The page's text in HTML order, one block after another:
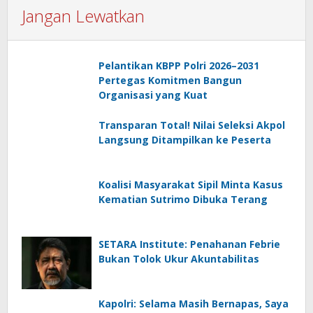
Jangan Lewatkan
Pelantikan KBPP Polri 2026–2031
Pertegas Komitmen Bangun
Organisasi yang Kuat
Transparan Total! Nilai Seleksi Akpol
Langsung Ditampilkan ke Peserta
Koalisi Masyarakat Sipil Minta Kasus
Kematian Sutrimo Dibuka Terang
SETARA Institute: Penahanan Febrie
Bukan Tolok Ukur Akuntabilitas
Kapolri: Selama Masih Bernapas, Saya